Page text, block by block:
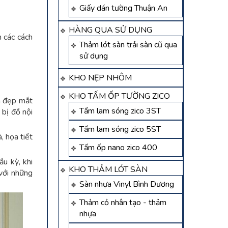
Giấy dán tường Thuận An
HÀNG QUA SỬ DỤNG
Thảm lót sàn trải sàn cũ qua
sử dụng
KHO NẸP NHÔM
KHO TẤM ỐP TƯỜNG ZICO
Tấm lam sóng zico 3ST
Tấm lam sóng zico 5ST
Tấm ốp nano zico 400
KHO THẢM LÓT SÀN
Sàn nhựa Vinyl Bình Dương
Thảm cỏ nhân tạo - thảm
nhựa
cách
đẹp mắt
đồ nội
họa tiết
kỳ, khi
những